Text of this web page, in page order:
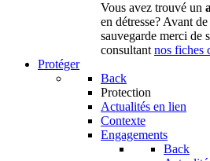
Vous avez trouvé un
en détresse? Avant
sauvegarde merci de
consultantnos fiches
Protéger
Back
Protection
Actualités en lien
Contexte
Engagements
Back